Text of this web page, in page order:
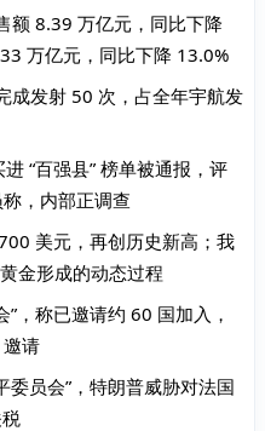
额 8.39 万亿元，同比下降
万亿元，同比下降 13.0%
成发射 50 次，占全年宇航发
“百强县” 榜单被通报，评
，内部正调查
美元，再创历史新高；我
金形成的动态过程
，称已邀请约 60 国加入，
邀请
委员会”，特朗普威胁对法国